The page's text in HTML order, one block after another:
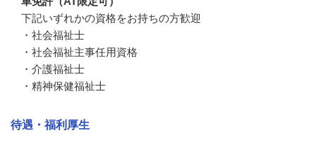
下記いずれかの資格をお持ちの方歓迎
・社会福祉士
・社会福祉主事任用資格
・介護福祉士
・精神保健福祉士
待遇・福利厚生